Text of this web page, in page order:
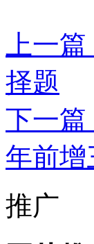
上一
择题
下一篇
年前增
推广